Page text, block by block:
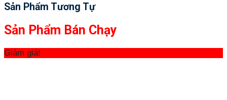
Sản Phẩm Tương Tự
Sản Phẩm Bán Chạy
Giảm giá!